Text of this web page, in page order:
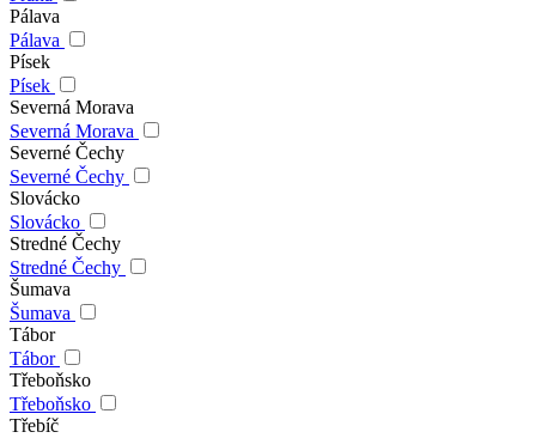
Pálava
Pálava
Písek
Písek
Severná Morava
Severná Morava
Severné Čechy
Severné Čechy
Slovácko
Slovácko
Stredné Čechy
Stredné Čechy
Šumava
Šumava
Tábor
Tábor
Třeboňsko
Třeboňsko
Třebíč